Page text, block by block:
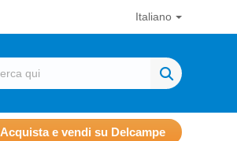
Italiano
Acquista e vendi su Delcampe